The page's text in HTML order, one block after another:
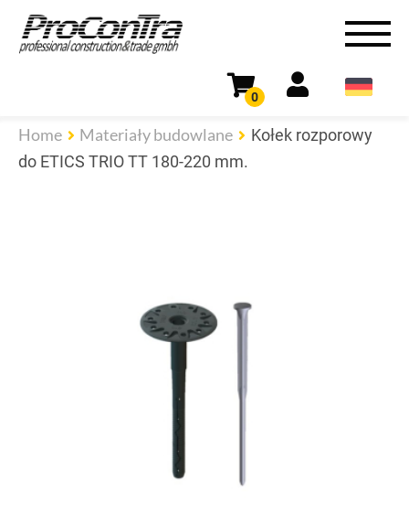
0
Home Materiały budowlane
Kołek rozporowy
do ETICS TRIO TT 180-220 mm.